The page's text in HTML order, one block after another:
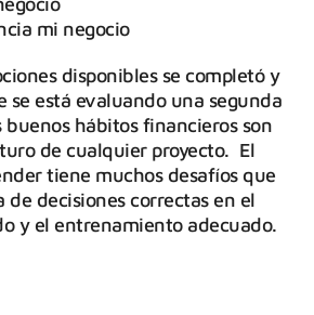
mi negocio
disponibles se completó y
se está evaluando una segunda
buenos hábitos financieros son
de cualquier proyecto. El
tiene muchos desafíos que
decisiones correctas en el
y el entrenamiento adecuado.